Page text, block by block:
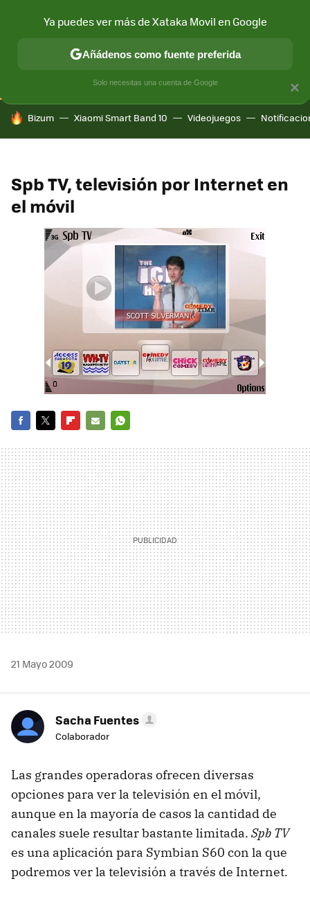
CONECTIVIDAD MÓVIL Y SOCIEDAD APLICACIONES
HOY SE HABLA DE
Bizum Xiaomi Smart Band 10 Videojuegos
Spb TV, televisión por Internet en
el móvil
MAIL
21 Mayo 2009
Sacha Fuentes
Colaborador
Las grandes operadoras ofrecen diversas
opciones para ver la televisión en el móvil,
aunque en la mayoría de casos la cantidad de
canales suele resultar bastante limitada. Spb TV
es una aplicación para Symbian S60 con la que
podremos ver la televisión a través de Internet.
×
Ya puedes ver más de Xataka Movil en Google
Añádenos como fuente preferida
Solo necesitas una cuenta de Google